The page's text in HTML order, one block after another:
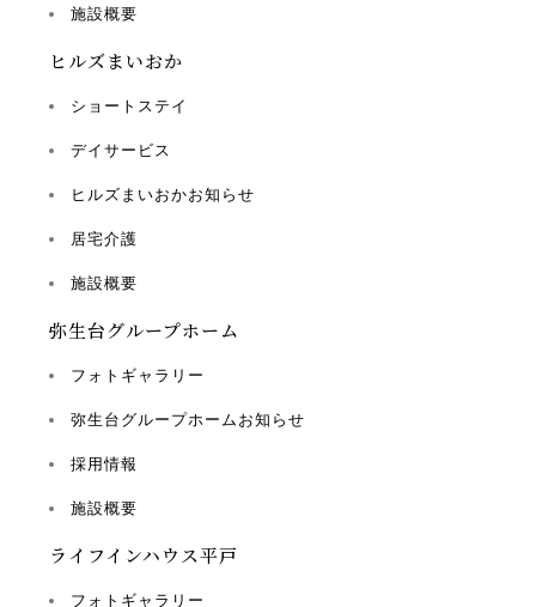
施設概要
ヒルズまいおか
ショートステイ
デイサービス
ヒルズまいおかお知らせ
居宅介護
施設概要
弥生台グループホーム
フォトギャラリー
弥生台グループホームお知らせ
採用情報
施設概要
ライフインハウス平戸
フォトギャラリー